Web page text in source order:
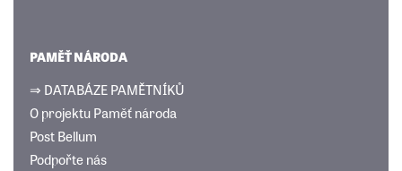
PAMĚŤ NÁRODA
⇒ DATABÁZE PAMĚTNÍKŮ
O projektu Paměť národa
Post Bellum
Podpořte nás